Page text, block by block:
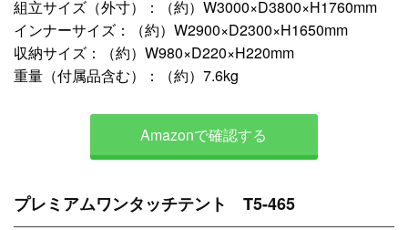
組立サイズ（外寸）：（約）W3000×D3800×H1760mm
インナーサイズ：（約）W2900×D2300×H1650mm
収納サイズ：（約）W980×D220×H220mm
重量（付属品含む）：（約）7.6kg
Amazonで確認する
プレミアムワンタッチテント T5-465